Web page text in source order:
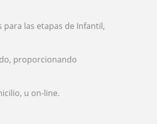
las etapas de Infantil,
proporcionando
u on-line.